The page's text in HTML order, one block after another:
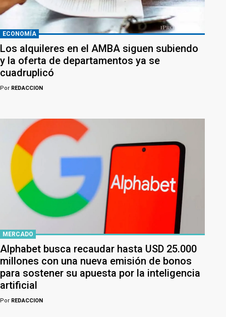
ECONOMÍA
Los alquileres en el AMBA siguen subiendo
y la oferta de departamentos ya se
cuadruplicó
Por REDACCION
MERCADO
Alphabet busca recaudar hasta USD 25.000
millones con una nueva emisión de bonos
para sostener su apuesta por la inteligencia
artificial
Por REDACCION